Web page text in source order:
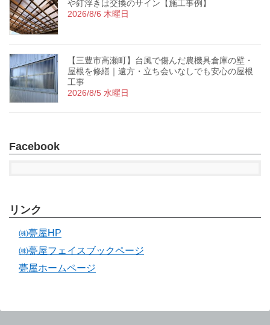
や釘浮きは交換のサイン【施工事例】
2026/8/6 木曜日
【三豊市高瀬町】台風で傷んだ農機具倉庫の壁・
屋根を修繕｜遠方・立ち会いなしでも安心の屋根
工事
2026/8/5 水曜日
Facebook
リンク
㈱甍屋HP
㈱甍屋フェイスブックページ
甍屋ホームページ